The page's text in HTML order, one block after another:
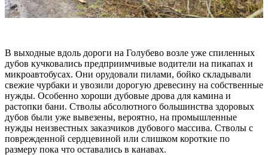
В выходные вдоль дороги на Голубево возле уже спиленных
дубов кучковались предприимчивые водители на пикапах и
микроавтобусах. Они орудовали пилами, бойко складывали
свежие чурбаки и увозили дорогую древесину на собственные
нужды. Особенно хороши дубовые дрова для камина и
растопки бани. Стволы абсолютного большинства здоровых
дубов были уже вывезены, вероятно, на промышленные
нужды неизвестных заказчиков дубового массива. Стволы с
поврежденной сердцевиной или слишком короткие по
размеру пока что оставались в канавах.